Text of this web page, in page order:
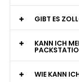
GIBT ES
KANN ICH
WIE KANN